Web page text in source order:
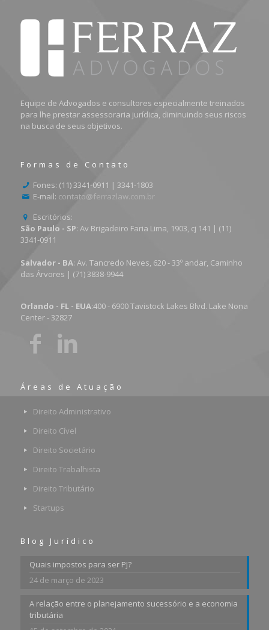
Equipe de Advogados e consultores especialmente treinados
para lhe prestar assessoraria jurídica, diminuindo seus riscos
na busca de seus objetivos.
Formas de Contato
Fones: (11) 3341-0911 | 3341-1803
E-mail: contato@ferrazlaw.com.br
Escritórios:
São Paulo - SP: Av Brigadeiro Faria Lima, 1903, cj 141 | (11)
3341-0911
Salvador - BA: Av. Tancredo Neves, 620 - 33º andar, Caminho
das Árvores | (71) 3838-9944
Orlando - FL - EUA:400 - 6900 Tavistock Lakes Blvd. Lake Nona
Center - 32827
Áreas de Atuação
Direito Administrativo
Direito Cível
Direito Societário
Direito Trabalhista
Direito Tributário
Startups
Blog Jurídico
Quais impostos para ser PJ?
24 de março de 2023
A relação entre o planejamento sucessório e a economia
tributária